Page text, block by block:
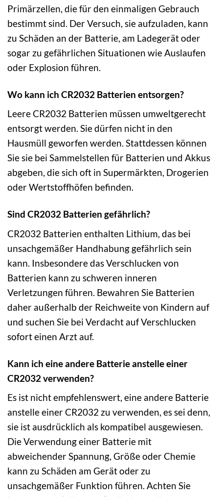
Primärzellen, die für den einmaligen Gebrauch
bestimmt sind. Der Versuch, sie aufzuladen, kann
zu Schäden an der Batterie, am Ladegerät oder
sogar zu gefährlichen Situationen wie Auslaufen
oder Explosion führen.
Wo kann ich CR2032 Batterien entsorgen?
Leere CR2032 Batterien müssen umweltgerecht
entsorgt werden. Sie dürfen nicht in den
Hausmüll geworfen werden. Stattdessen können
Sie sie bei Sammelstellen für Batterien und Akkus
abgeben, die sich oft in Supermärkten, Drogerien
oder Wertstoffhöfen befinden.
Sind CR2032 Batterien gefährlich?
CR2032 Batterien enthalten Lithium, das bei
unsachgemäßer Handhabung gefährlich sein
kann. Insbesondere das Verschlucken von
Batterien kann zu schweren inneren
Verletzungen führen. Bewahren Sie Batterien
daher außerhalb der Reichweite von Kindern auf
und suchen Sie bei Verdacht auf Verschlucken
sofort einen Arzt auf.
Kann ich eine andere Batterie anstelle einer
CR2032 verwenden?
Es ist nicht empfehlenswert, eine andere Batterie
anstelle einer CR2032 zu verwenden, es sei denn,
sie ist ausdrücklich als kompatibel ausgewiesen.
Die Verwendung einer Batterie mit
abweichender Spannung, Größe oder Chemie
kann zu Schäden am Gerät oder zu
unsachgemäßer Funktion führen. Achten Sie